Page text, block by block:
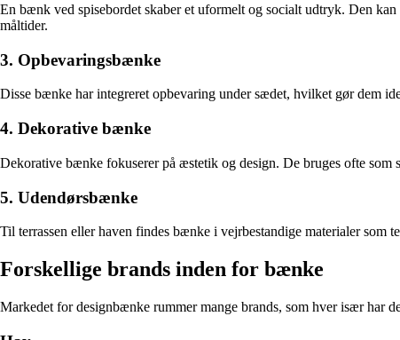
En bænk ved spisebordet skaber et uformelt og socialt udtryk. Den
måltider.
3. Opbevaringsbænke
Disse bænke har integreret opbevaring under sædet, hvilket gør dem
4. Dekorative bænke
Dekorative bænke fokuserer på æstetik og design. De bruges ofte
5. Udendørsbænke
Til terrassen eller haven findes bænke i vejrbestandige materialer
Forskellige brands inden for bænke
Markedet for designbænke rummer mange brands, som hver især har